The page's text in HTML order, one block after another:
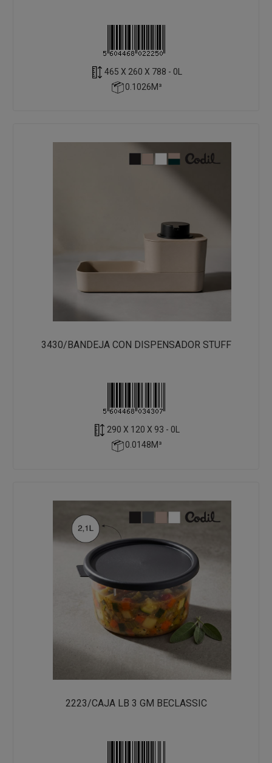
465 X 260 X 788 - 0L
0.1026M³
3430/BANDEJA CON DISPENSADOR STUFF
290 X 120 X 93 - 0L
0.0148M³
2223/CAJA LB 3 GM BECLASSIC